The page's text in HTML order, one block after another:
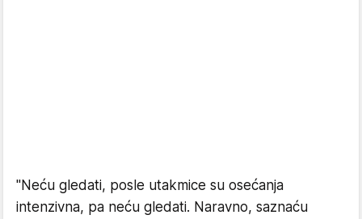
"Neću gledati, posle utakmice su osećanja
intenzivna, pa neću gledati. Naravno, saznaću